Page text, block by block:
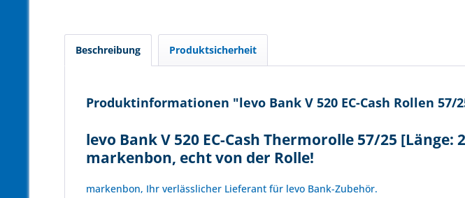
Beschreibung Produktsicherheit
Produktinformationen "levo Bank V 520 EC-Cash Rollen 57/
levo Bank V 520 EC-Cash Thermorolle 57/25
markenbon, echt von der Rolle!
markenbon, Ihr verlässlicher Lieferant für levo Bank-Zubehör.